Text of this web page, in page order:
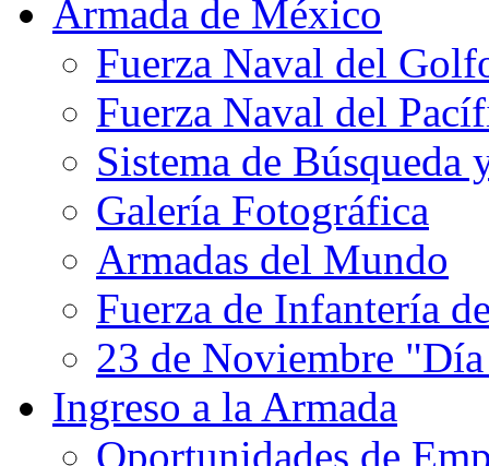
Armada de México
Fuerza Naval del
Fuerza Naval del
Sistema de Búsqueda
Galería Fotográfica
Armadas del Mundo
Fuerza de Infantería
23 de Noviembre
Ingreso a la Armada
Oportunidades de